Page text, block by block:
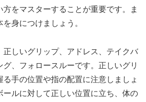
方をマスターすることが重要です。ま
身につけましょう。
正しいグリップ、アドレス、テイクバ
グ、フォロースルーです。正しいグリ
る手の位置や指の配置に注意しましょ
ールに対して正しい位置に立ち、体の